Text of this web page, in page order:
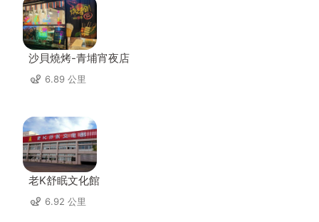
沙貝燒烤-青埔宵夜店
6.89 公里
老K舒眠文化館
6.92 公里